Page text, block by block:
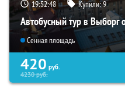
19:52:47 Купили:9
Автобусный тур в Выборг
Сенная площадь
420 руб.
4230руб.